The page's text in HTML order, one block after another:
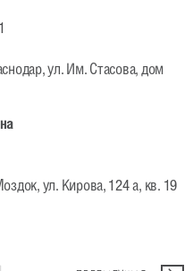
ул. Им. Стасова, дом
ул. Кирова, 124 а, кв. 19